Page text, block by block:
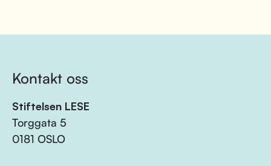
Kontakt oss
Stiftelsen LESE
Torggata 5
0181 OSLO